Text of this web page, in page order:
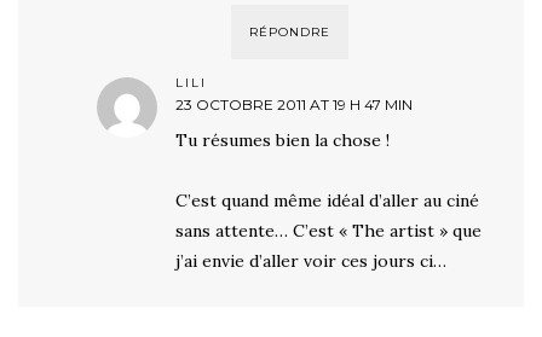
RÉPONDRE
LILI
23 OCTOBRE 2011 AT 19 H 47 MIN
Tu résumes bien la chose !
C’est quand même idéal d’aller au ciné
sans attente… C’est « The artist » que
j’ai envie d’aller voir ces jours ci…